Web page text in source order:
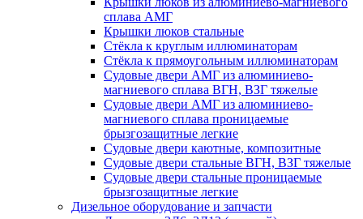
сплава АМГ
Крышки люков стальные
Стёкла к круглым иллюминаторам
Стёкла к прямоугольным иллюминаторам
Судовые двери АМГ из алюминиево-
магниевого сплава ВГН, ВЗГ тяжелые
Судовые двери АМГ из алюминиево-
магниевого сплава проницаемые
брызгозащитные легкие
Судовые двери каютные, композитные
Судовые двери стальные ВГН, ВЗГ тяжелые
Судовые двери стальные проницаемые
брызгозащитные легкие
Дизельное оборудование и запчасти